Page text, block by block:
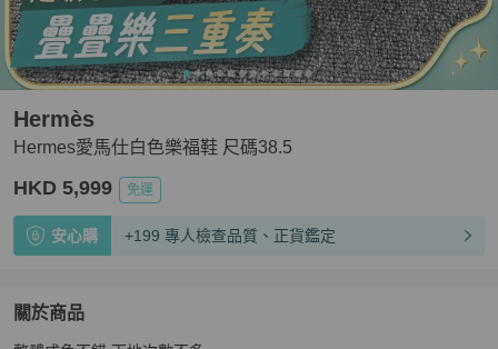
Hermes愛馬仕白色樂福鞋 尺碼38.5
Hermès
HKD 5,999 免運
安心購 +199 專人檢查品質、正貨鑑定
關於商品